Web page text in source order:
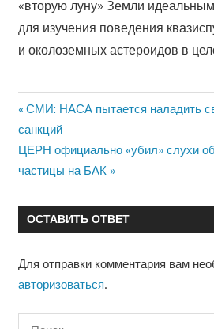
«вторую луну» Земли
для изучения поведения
и околоземных астероидов в
Навигация
по
записям
Предыдущая
запись:
СМИ: НАСА пытается наладить
санкций
Следующая
запись:
ЦЕРН официально «убил» слухи
частицы на БАК
ОСТАВИТЬ ОТВЕТ
Для отправки комментария вам
авторизоваться.